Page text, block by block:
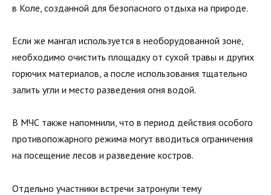
в Коле, созданной для безопасного отдыха на природе.
Если же мангал используется в необорудованной зоне,
необходимо очистить площадку от сухой травы и других
горючих материалов, а после использования тщательно
залить угли и место разведения огня водой.
В МЧС также напомнили, что в период действия особого
противопожарного режима могут вводиться ограничения
на посещение лесов и разведение костров.
Отдельно участники встречи затронули тему